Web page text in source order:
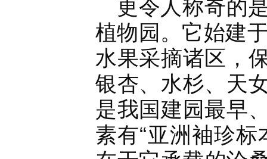
更令人称奇的
植物园。它始建
水果采摘诸区，
银杏、水杉、天
是我国建园最早
素有“亚洲袖珍